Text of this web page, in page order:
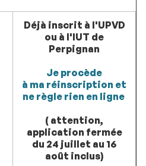
Déjà inscrit à l'UPVD
ou à l'IUT de
Perpignan
Je procède
à ma réinscription et
ne règle rien en ligne
( attention,
application fermée
du 24 juillet au 16
août inclus)